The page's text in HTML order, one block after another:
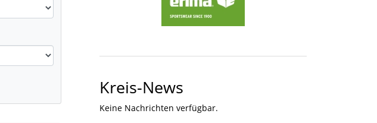
Kreis-News
Keine Nachrichten verfügbar.